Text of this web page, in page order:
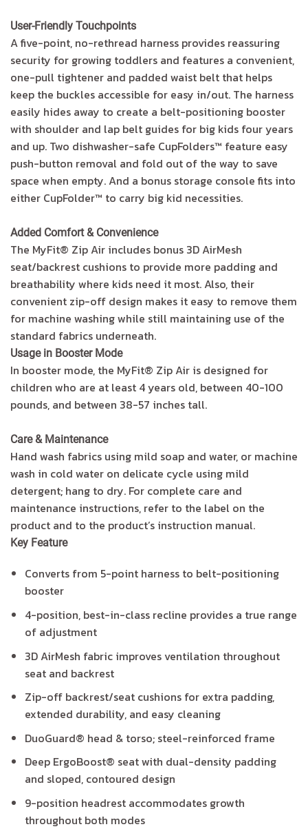
User-Friendly Touchpoints
A five-point, no-rethread harness provides reassuring
security for growing toddlers and features a convenient,
one-pull tightener and padded waist belt that helps
keep the buckles accessible for easy in/out. The harness
easily hides away to create a belt-positioning booster
with shoulder and lap belt guides for big kids four years
and up. Two dishwasher-safe CupFolders™ feature easy
push-button removal and fold out of the way to save
space when empty. And a bonus storage console fits into
either CupFolder™ to carry big kid necessities.
Added Comfort & Convenience
The MyFit® Zip Air includes bonus 3D AirMesh
seat/backrest cushions to provide more padding and
breathability where kids need it most. Also, their
convenient zip-off design makes it easy to remove them
for machine washing while still maintaining use of the
standard fabrics underneath.
Usage in Booster Mode
In booster mode, the MyFit® Zip Air is designed for
children who are at least 4 years old, between 40-100
pounds, and between 38-57 inches tall.
Care & Maintenance
Hand wash fabrics using mild soap and water, or machine
wash in cold water on delicate cycle using mild
detergent; hang to dry. For complete care and
maintenance instructions, refer to the label on the
product and to the product’s instruction manual.
Key Feature
Converts from 5-point harness to belt-positioning
booster
4-position, best-in-class recline provides a true range
of adjustment
3D AirMesh fabric improves ventilation throughout
seat and backrest
Zip-off backrest/seat cushions for extra padding,
extended durability, and easy cleaning
DuoGuard® head & torso; steel-reinforced frame
Deep ErgoBoost® seat with dual-density padding
and sloped, contoured design
9-position headrest accommodates growth
throughout both modes